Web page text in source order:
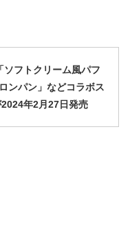
ソフトクリーム風パフ
ンパン」などコラボス
年2月27日発売